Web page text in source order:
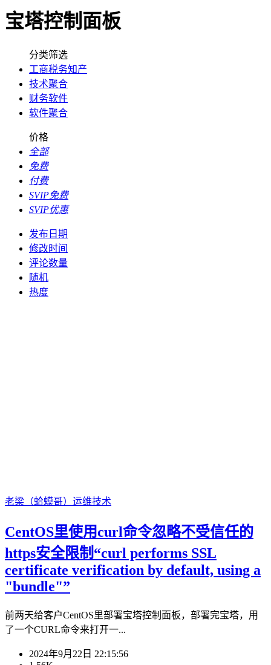
宝塔控制面板
分类筛选
工商税务知产
技术聚合
财务软件
软件聚合
价格
全部
免费
付费
SVIP免费
SVIP优惠
发布日期
修改时间
评论数量
随机
热度
老梁（蛤蟆哥） 运维技术
CentOS里使用curl命令忽略不受信任的
https安全限制“curl performs SSL
certificate verification by default, using a
"bundle"”
前两天给客户CentOS里部署宝塔控制面板，部署完宝塔，用
了一个CURL命令来打开一...
2024年9月22日 22:15:56